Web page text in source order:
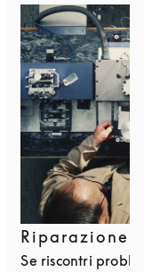
Riparazione
Se riscontri